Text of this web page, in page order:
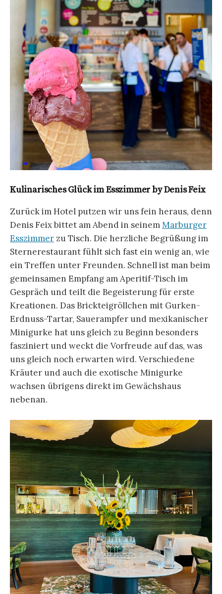
Kulinarisches Glück im Esszimmer by Denis Feix
Zurück im Hotel putzen wir uns fein heraus, denn
Denis Feix bittet am Abend in seinemMarburger
Esszimmer zu Tisch. Die herzliche Begrüßung im
Sternerestaurant fühlt sich fast ein wenig an, wie
ein Treffen unter Freunden. Schnell ist man beim
gemeinsamen Empfang am Aperitif-Tisch im
Gespräch und teilt die Begeisterung für erste
Kreationen. Das Brickteigröllchen mit Gurken-
Erdnuss-Tartar, Sauerampfer und mexikanischer
Minigurke hat uns gleich zu Beginn besonders
fasziniert und weckt die Vorfreude auf das, was
uns gleich noch erwarten wird. Verschiedene
Kräuter und auch die exotische Minigurke
wachsen übrigens direkt im Gewächshaus
nebenan.